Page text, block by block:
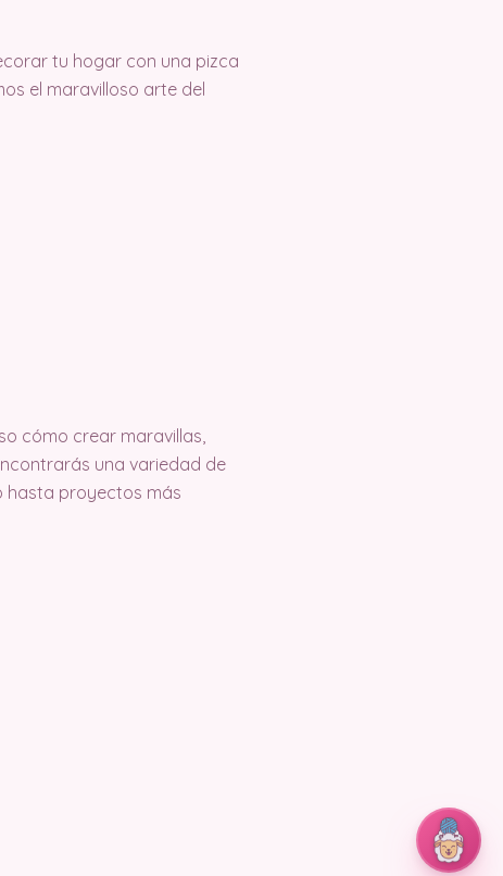
tu hogar con una pizca
el maravilloso arte del
cómo crear maravillas,
una variedad de
hasta proyectos más